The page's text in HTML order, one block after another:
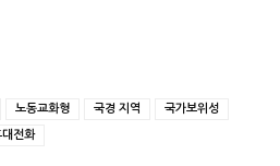
노동교화형 국경 지역 국가보위성
대전화